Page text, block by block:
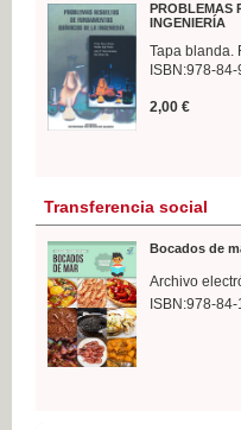
PROBLEMAS
INGENIERÍA
Tapa blanda.
ISBN:978-
2,00 €
Transferencia social
Bocados de
Archivo
ISBN:978-